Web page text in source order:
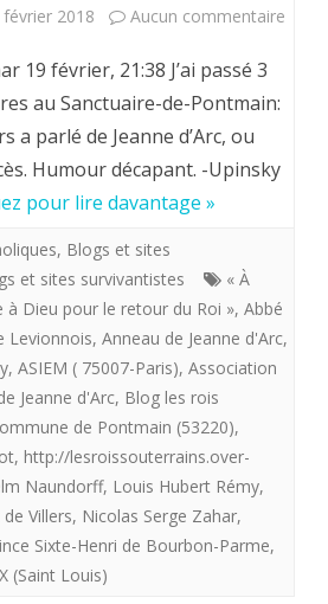
octobre
février 2018 Aucun commentaire
avec
19 février, 21:38 J’ai passé 3
au Sanctuaire-de-Pontmain:
a parlé de Jeanne d’Arc, ou
Humour décapant. -Upinsky
pour lire davantage »
, Blogs et sites
et sites survivantistes
« À
à Dieu pour le retour du Roi », Abbé
Levionnois, Anneau de Jeanne d'Arc,
, ASIEM ( 75007-Paris), Association
Jeanne d'Arc, Blog les rois
de Pontmain (53220),
, http://lesroissouterrains.over-
Naundorff, Louis Hubert Rémy,
Villers, Nicolas Serge Zahar,
Sixte-Henri de Bourbon-Parme,
(Saint Louis)